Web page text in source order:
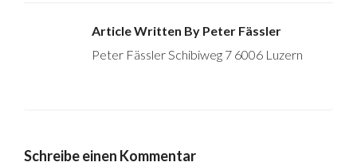
Article Written By Peter Fässler
Peter Fässler Schibiweg 7 6006 Luzern
Schreibe einen Kommentar